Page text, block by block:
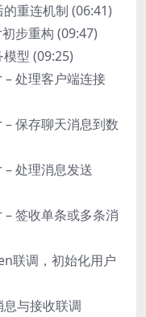
重连机制 (06:41)
步重构 (09:47)
型 (09:25)
处理客户端连接
保存聊天消息到数
处理消息发送
签收单条或多条消
联调，初始化用户
与接收联调